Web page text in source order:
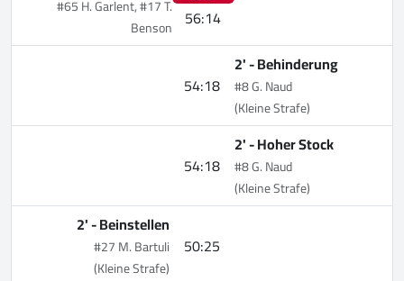
56:14
#65 H. Garlent, #17 T.
Benson
54:18
2' -Behinderung
#8 G. Naud
(Kleine Strafe)
54:18
2' -Hoher Stock
#8 G. Naud
(Kleine Strafe)
50:25
2' -Beinstellen
#27 M. Bartuli
(Kleine Strafe)